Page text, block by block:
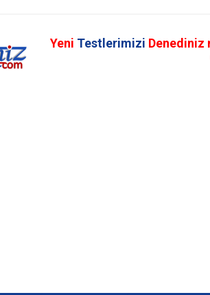
Yeni Testlerimizi Denediniz